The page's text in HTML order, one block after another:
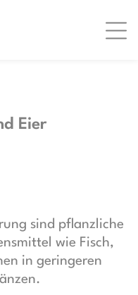
Eier
sind pflanzliche
wie Fisch,
in geringeren